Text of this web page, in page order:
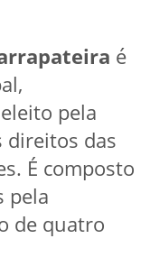
é
pela
direitos das
É composto
pela
de quatro